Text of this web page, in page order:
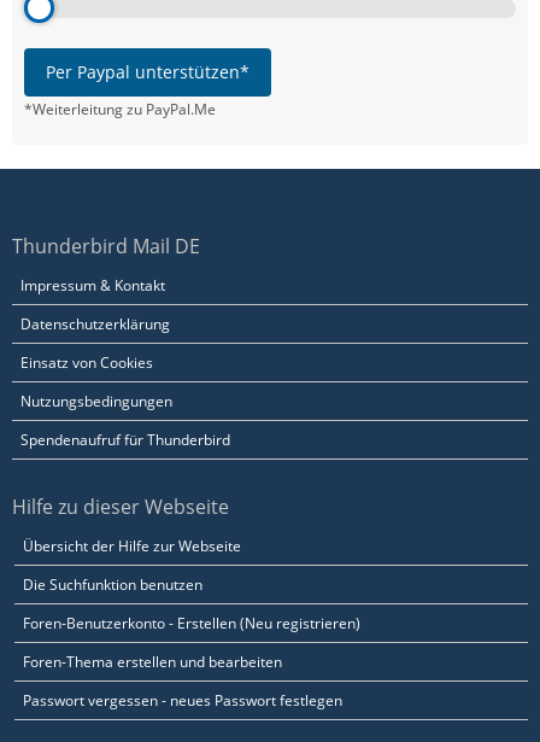
Per Paypal unterstützen*
*Weiterleitung zu PayPal.Me
Thunderbird Mail DE
Impressum & Kontakt
Datenschutzerklärung
Einsatz von Cookies
Nutzungsbedingungen
Spendenaufruf für Thunderbird
Hilfe zu dieser Webseite
Übersicht der Hilfe zur Webseite
Die Suchfunktion benutzen
Foren-Benutzerkonto - Erstellen (Neu registrieren)
Foren-Thema erstellen und bearbeiten
Passwort vergessen - neues Passwort festlegen